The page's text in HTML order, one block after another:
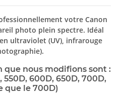
votre Canon
photo plein spectre. Idéal
ultraviolet (UV), infrarouge
que nous modifions sont :
550D, 600D, 650D, 700D,
que le 700D)